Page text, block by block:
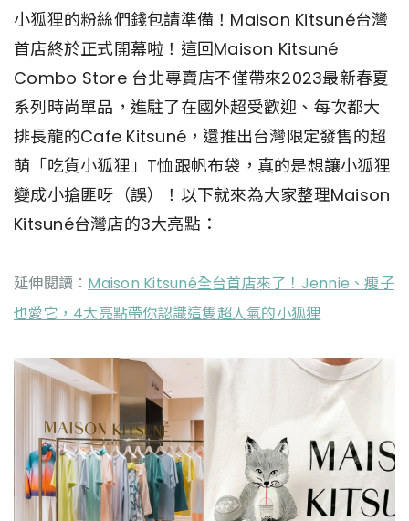
小狐狸的粉絲們錢包請準備！Maison Kitsuné台灣
首店終於正式開幕啦！這回Maison Kitsuné
Combo Store 台北專賣店不僅帶來2023最新春夏
系列時尚單品，進駐了在國外超受歡迎、每次都大
排長龍的Cafe Kitsuné，還推出台灣限定發售的超
萌「吃貨小狐狸」T恤跟帆布袋，真的是想讓小狐狸
變成小搶匪呀（誤）！以下就來為大家整理Maison
Kitsuné台灣店的3大亮點：
延伸閱讀： Maison Kitsuné全台首店來了！Jennie、瘦子
也愛它，4大亮點帶你認識這隻超人氣的小狐狸